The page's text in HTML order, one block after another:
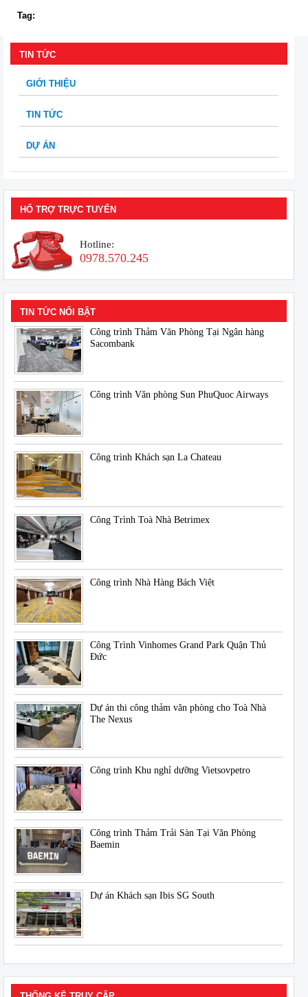
Tag:
TIN TỨC
GIỚI THIỆU
TIN TỨC
DỰ ÁN
HỔ TRỢ TRỰC TUYẾN
Hotline:
0978.570.245
TIN TỨC NỔI BẬT
Công trình Thảm Văn Phòng Tại Ngân hàng
Sacombank
Công trình Văn phòng Sun PhuQuoc Airways
Công trình Khách sạn La Chateau
Công Trình Toà Nhà Betrimex
Công trình Nhà Hàng Bách Việt
Công Trình Vinhomes Grand Park Quận Thủ
Đức
Dự án thi công thảm văn phòng cho Toà Nhà
The Nexus
Công trình Khu nghỉ dưỡng Vietsovpetro
Công trình Thảm Trải Sàn Tại Văn Phòng
Baemin
Dự án Khách sạn Ibis SG South